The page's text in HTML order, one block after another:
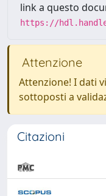
link a questo
https://
Attenzione
Attenzione! I dati
sottoposti a
Citazioni